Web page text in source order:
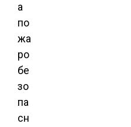
а
по
жа
ро
бе
зо
па
сн